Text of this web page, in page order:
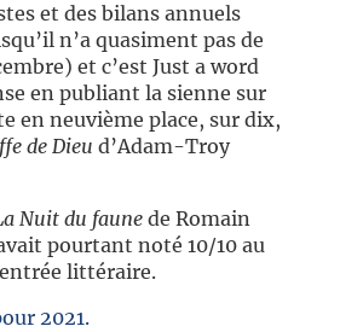
et des bilans annuels
n’a quasiment pas de
et c’est Just a word
en publiant la sienne sur
en neuvième place, sur dix,
de Dieu d’Adam-Troy
Nuit du faunede Romain
pourtant noté 10/10 au
littéraire.
2021.